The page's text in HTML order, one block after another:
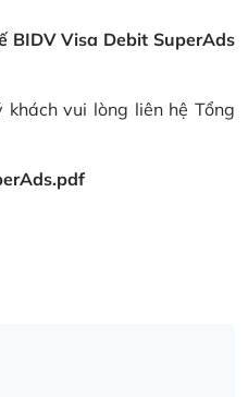
BIDV Visa Debit SuperAds
vui lòng liên hệ Tổng